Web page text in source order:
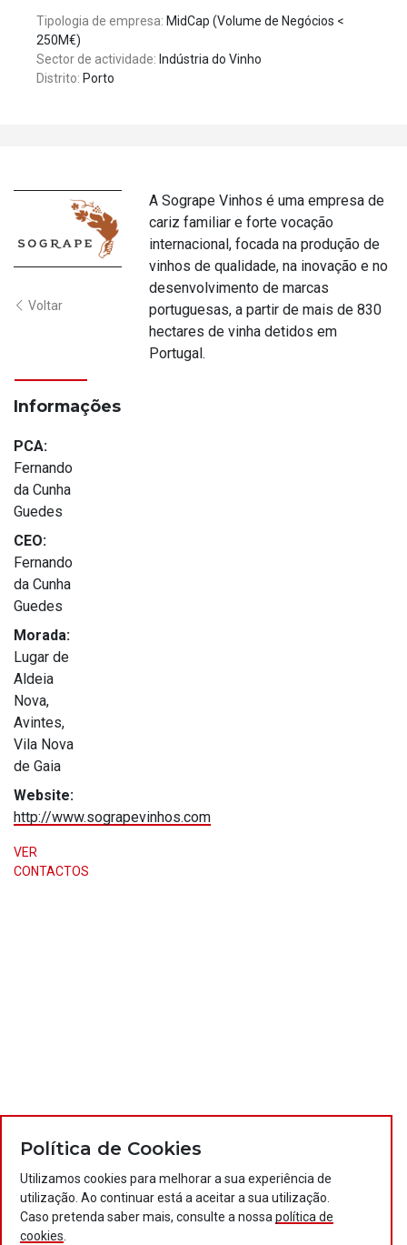
Tipologia de empresa: MidCap (Volume de Negócios <
250M€)
Sector de actividade: Indústria do Vinho
Distrito: Porto
Voltar
A Sogrape Vinhos é uma empresa de
cariz familiar e forte vocação
internacional, focada na produção de
vinhos de qualidade, na inovação e no
desenvolvimento de marcas
portuguesas, a partir de mais de 830
hectares de vinha detidos em
Portugal.
Informações
PCA:
Fernando
da Cunha
Guedes
CEO:
Fernando
da Cunha
Guedes
Morada:
Lugar de
Aldeia
Nova,
Avintes,
Vila Nova
de Gaia
Website:
http://www.sograpevinhos.com
VER
CONTACTOS
Política de Cookies
Utilizamos cookies para melhorar a sua experiência de
utilização. Ao continuar está a aceitar a sua utilização.
Caso pretenda saber mais, consulte a nossa política de
cookies